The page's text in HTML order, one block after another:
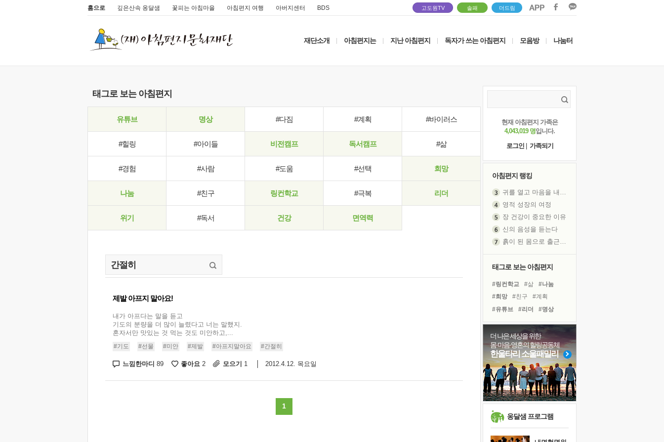
홈으로 깊은산속 옹달샘 꽃피는 아침마을 아침편지 여행 아버지센터 BDS 고도원TV 솔패 더드림
재단소개 아침편지는 지난 아침편지 독자가 쓰는 아침편지 모음방 나눔터
태그로 보는 아침편지
유튜브 명상 #다짐 #계획 #바이러스
#힐링 #아이들 비전캠프 독서캠프 #삶
#경험 #사람 #도움 #선택 희망
나눔 #친구 링컨학교 #극복 리더
위기 #독서 건강 면역력
제발 아프지 말아요!
내가 아프다는 말을 듣고
기도의 분량을 더 많이 늘렸다고 너는 말했지.
혼자서만 맛있는 것 먹는 것도 미안하고,...
#기도 #선물 #미안 #제발 #아프지말아요 #간절히
느낌한마디 89 좋아요 2 모으기 1 2012.4.12. 목요일
1
현재 아침편지 가족은
4,043,019 명입니다.
로그인
가족되기
아침편지 랭킹
귀를 열고 마음을 내어주고
영적 성장의 여정
장 건강이 중요한 이유
신의 음성을 듣는다
흙이 된 몸으로 출근하는 여자
졸업식 사진을 보며
극심한 변비, 어깨결림, 수면 장애
아픈 아버지를 위한 공간 설계
슬럼프
보고 싶은 어머니
유년 시절의 부산 영도 바다
못된 꼰대들
희망이란
'모른다'는 것
태그로 보는 아침편지
#링컨학교 #삶
#나눔
#희망
#친구
#계획
#유튜브
#리더
#명상
#다짐
#독서캠프
#도움
#힐링
#선택
#바이러스
#아이들
#비전캠프
#극복
#독서
#면역력
#위기
더 나은 세상을 위한
몸·마음·영혼의 힐링공동체
한울타리 소울패밀리
옹달샘 프로그램